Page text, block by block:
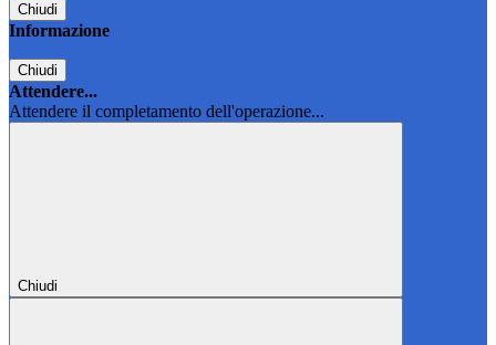
Chiudi
Informazione
Chiudi
Attendere...
Attendere il completamento dell'operazione...
Chiudi